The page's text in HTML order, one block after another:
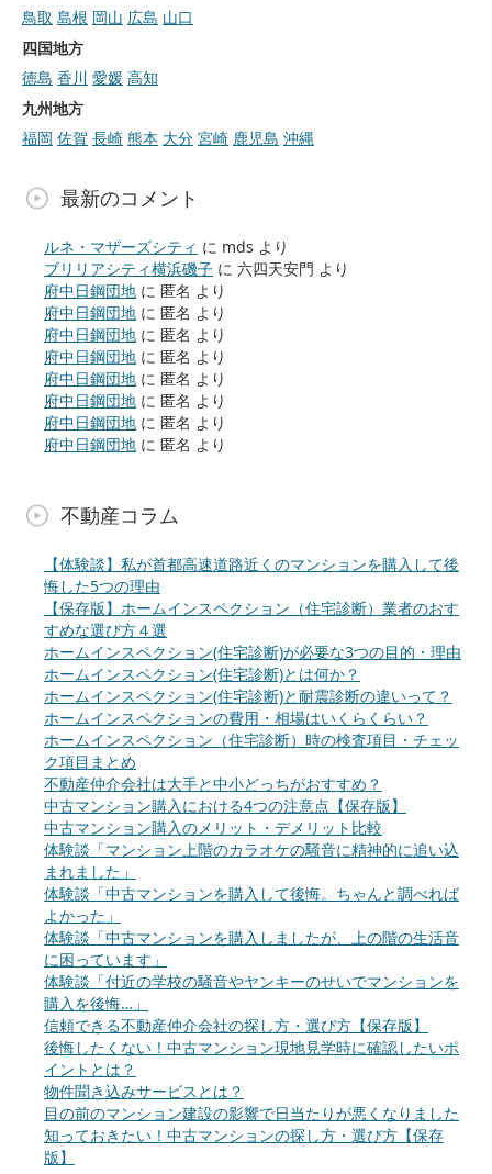
鳥取 島根 岡山 広島 山口
四国地方
徳島 香川 愛媛 高知
九州地方
福岡 佐賀 長崎 熊本 大分 宮崎 鹿児島 沖縄
最新のコメント
ルネ・マザーズシティ に mds より
ブリリアシティ横浜磯子 に 六四天安門 より
府中日鋼団地 に 匿名 より
府中日鋼団地 に 匿名 より
府中日鋼団地 に 匿名 より
府中日鋼団地 に 匿名 より
府中日鋼団地 に 匿名 より
府中日鋼団地 に 匿名 より
府中日鋼団地 に 匿名 より
府中日鋼団地 に 匿名 より
不動産コラム
【体験談】私が首都高速道路近くのマンションを購入して後
悔した5つの理由
【保存版】ホームインスペクション（住宅診断）業者のおす
すめな選び方４選
ホームインスペクション(住宅診断)が必要な3つの目的・理由
ホームインスペクション(住宅診断)とは何か？
ホームインスペクション(住宅診断)と耐震診断の違いって？
ホームインスペクションの費用・相場はいくらくらい？
ホームインスペクション（住宅診断）時の検査項目・チェッ
ク項目まとめ
不動産仲介会社は大手と中小どっちがおすすめ？
中古マンション購入における4つの注意点【保存版】
中古マンション購入のメリット・デメリット比較
体験談「マンション上階のカラオケの騒音に精神的に追い込
まれました」
体験談「中古マンションを購入して後悔。ちゃんと調べれば
よかった」
体験談「中古マンションを購入しましたが、上の階の生活音
に困っています」
体験談「付近の学校の騒音やヤンキーのせいでマンションを
購入を後悔…」
信頼できる不動産仲介会社の探し方・選び方【保存版】
後悔したくない！中古マンション現地見学時に確認したいポ
イントとは？
物件聞き込みサービスとは？
目の前のマンション建設の影響で日当たりが悪くなりました
知っておきたい！中古マンションの探し方・選び方【保存
版】